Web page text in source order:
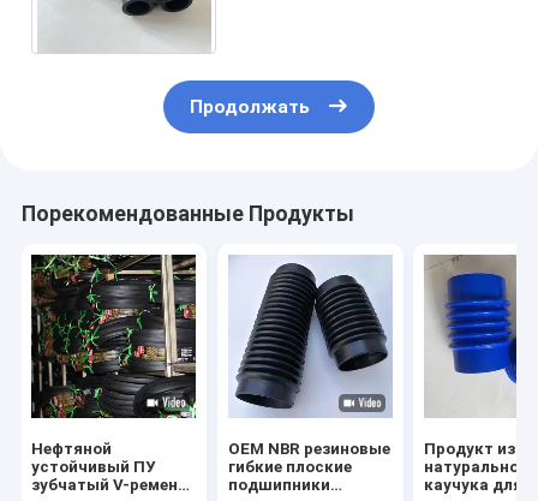
Продолжать
Порекомендованные Продукты
Нефтяной
устойчивый ПУ
зубчатый V-ремень
OEM NBR резиновые
гибкие плоские
подшипники
Продукт из
натурального
каучука для